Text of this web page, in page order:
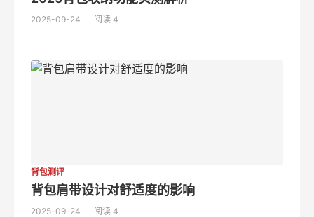
2025-09-24 阅读 4
背包测评
背包肩带设计对舒适度的影响
2025-09-24 阅读 4